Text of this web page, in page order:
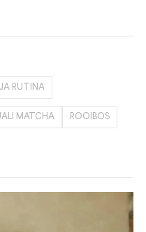
RUTINA
MATCHA ROOIBOS